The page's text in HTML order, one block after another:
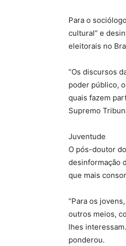
Para o
cultural” e
eleitorais no
“Os discursos
poder público,
quais fazem
Supremo
Juventude
O pós-doutor
desinformação
que mais
“Para os
outros meios,
lhes
ponderou.